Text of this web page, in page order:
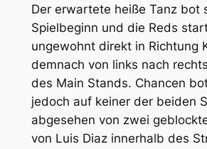
Der erwartete heiße Tanz bot
Spielbeginn und die Reds
ungewohnt direkt in Richtung
demnach von links nach
des Main Stands. Chancen
jedoch auf keiner der beiden
abgesehen von zwei
von Luis Diaz innerhalb des